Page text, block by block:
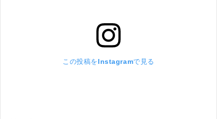
この投稿をInstagramで見る